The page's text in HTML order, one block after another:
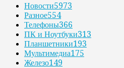
Новости5973
Разное554
Телефоны366
ПК и Ноутбуки313
Планшетники193
Мультимедиа175
Железо149